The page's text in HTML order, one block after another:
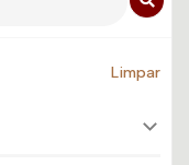
Limpar